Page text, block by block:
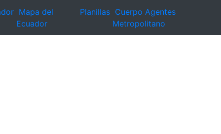
Mapa del
Ecuador
Planillas Cuerpo Agentes
Metropolitano